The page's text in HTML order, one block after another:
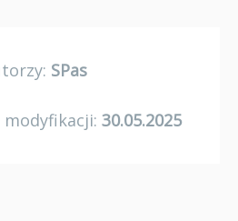
SPas
30.05.2025